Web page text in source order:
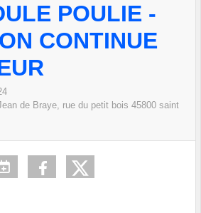
POULIE -
CONTINUE
de Braye, rue du petit bois 45800 saint